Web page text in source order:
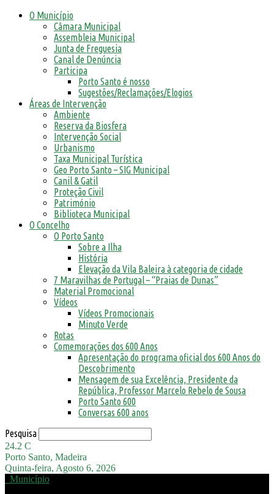
O Município
Câmara Municipal
Assembleia Municipal
Junta de Freguesia
Canal de Denúncia
Participa
Porto Santo é nosso
Sugestões/Reclamações/Elogios
Áreas de Intervenção
Ambiente
Reserva da Biosfera
Intervenção Social
Urbanismo
Taxa Municipal Turística
Geo Porto Santo – SIG Municipal
Canil & Gatil
Proteção Civil
Património
Biblioteca Municipal
O Concelho
O Porto Santo
Sobre a Ilha
História
Elevação da Vila Baleira à categoria de cidade
7 Maravilhas de Portugal – “Praias de Dunas”
Material Promocional
Vídeos
Vídeos Promocionais
Minuto Verde
Rotas
Comemorações dos 600 Anos
Apresentação do programa oficial dos 600 Anos do
Descobrimento
Mensagem de sua Excelência, Presidente da
República, Professor Marcelo Rebelo de Sousa
Porto Santo 600
Conversas 600 anos
Pesquisa
24.2 C
Porto Santo, Madeira
Quinta-feira, Agosto 6, 2026
Município